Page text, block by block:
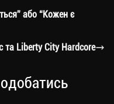
або “Кожен є
та Liberty City Hardcore